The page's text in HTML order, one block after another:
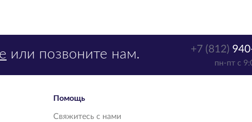
+7 (812)
пн-пт с
или позвоните нам.
Помощь
Свяжитесь с нами